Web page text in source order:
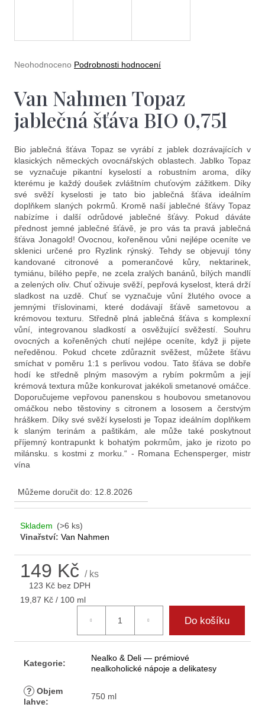
Průměrné
je
0,0
z
5
Neohodnoceno Podrobnosti hodnocení
Van Nahmen Topaz
jablečná šťáva BIO 0,75l
Bio jablečná šťáva Topaz se vyrábí z jablek dozrávajících v
klasických německých ovocnářských oblastech. Jablko Topaz
se vyznačuje pikantní kyselostí a robustním aroma, díky
kterému je každý doušek zvláštním chuťovým zážitkem. Díky
své svěží kyselosti je tato bio jablečná šťáva ideálním
doplňkem slaných pokrmů. Kromě naší jablečné šťávy Topaz
nabízíme i další odrůdové jablečné šťávy. Pokud dáváte
přednost jemné jablečné šťávě, je pro vás ta pravá jablečná
šťáva Jonagold! Ovocnou, kořeněnou vůni nejlépe oceníte ve
sklenici určené pro Ryzlink rýnský. Tehdy se objevují tóny
kandované citronové a pomerančové kůry, nektarinek,
tymiánu, bílého pepře, ne zcela zralých banánů, bílých mandlí
a zelených oliv. Chuť oživuje svěží, pepřová kyselost, která drží
sladkost na uzdě. Chuť se vyznačuje vůní žlutého ovoce a
jemnými tříslovinami, které dodávají šťávě sametovou a
krémovou texturu. Středně plná jablečná šťáva s komplexní
vůní, integrovanou sladkostí a osvěžující svěžestí. Souhru
ovocných a kořeněných chutí nejlépe oceníte, když ji pijete
neředěnou. Pokud chcete zdůraznit svěžest, můžete šťávu
smíchat v poměru 1:1 s perlivou vodou. Tato šťáva se dobře
hodí ke středně plným masovým a rybím pokrmům a její
krémová textura může konkurovat jakékoli smetanové omáčce.
Doporučujeme vepřovou panenskou s houbovou smetanovou
omáčkou nebo těstoviny s citronem a lososem a čerstvým
hráškem. Díky své svěží kyselosti je Topaz ideálním doplňkem
k slaným terinám a paštikám, ale může také poskytnout
příjemný kontrapunkt k bohatým pokrmům, jako je rizoto po
milánsku. s kostmi z morku.“ - Romana Echensperger, mistr
vína
Můžeme doručit do: 12.8.2026
Skladem (>6 ks)
Vinařství:Van Nahmen
149 Kč/ ks
123 Kč bez DPH
Měrná
19,87 Kč / 100 ml
Do košíku
Kategorie:
Nealko & Deli — prémiové
nealkoholické nápoje a delikatesy
? Objem
lahve:
750 ml
e
n
j
í
t
?
Hledat
D
o
p
o
r
u
č
u
j
e
m
e